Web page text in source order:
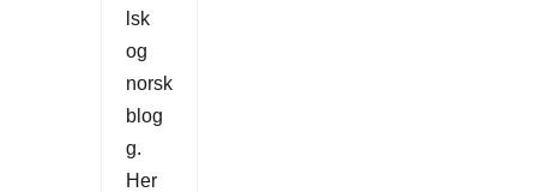
lsk
og
norsk
blog
g.
Her